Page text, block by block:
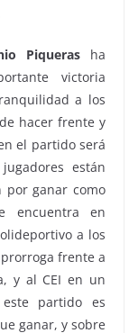
Piquerasha
victoria
a los
hacer frente y
el partido será
están
ganar como
encuentra en
a los
frente a
y al CEI en un
partido es
ganar, y sobre